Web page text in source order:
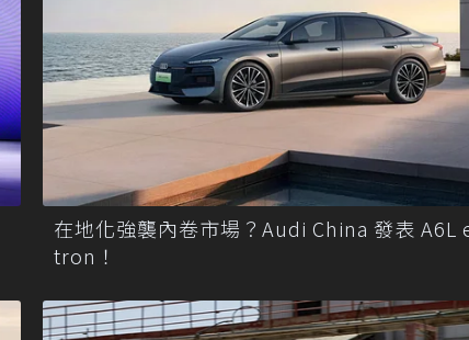
在地化強襲內卷市場？Audi China 發表 A6L
tron！